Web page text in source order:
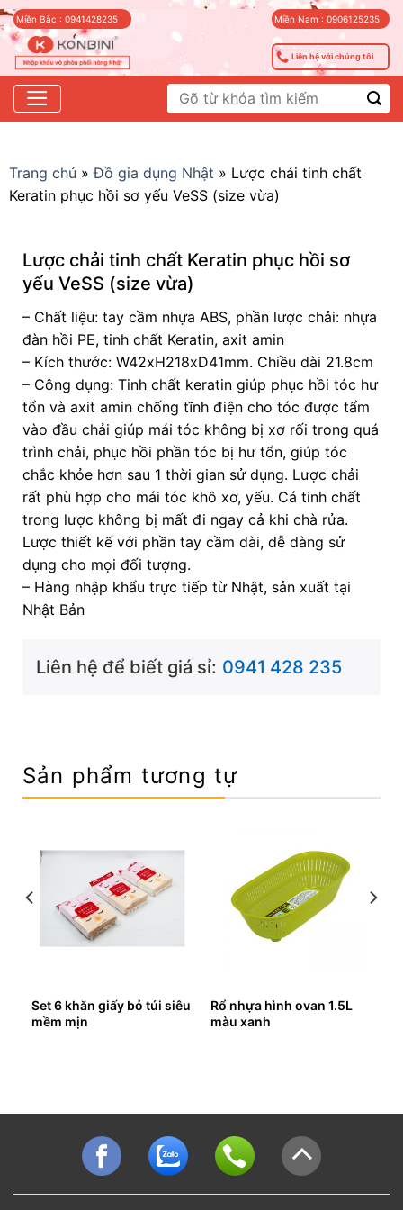
Skip
to
content
Miền Bắc : 0941428235 Miền Nam : 0906125235
Liên hệ với chúng tôi
Tìm
kiếm:
Trang chủ »Đồ gia dụng Nhật » Lược chải tinh chất
Keratin phục hồi sơ yếu VeSS (size vừa)
Lược chải tinh chất Keratin phục hồi sơ
yếu VeSS (size vừa)
– Chất liệu: tay cầm nhựa ABS, phần lược chải: nhựa
đàn hồi PE, tinh chất Keratin, axit amin
– Kích thước: W42xH218xD41mm. Chiều dài 21.8cm
– Công dụng: Tinh chất keratin giúp phục hồi tóc hư
tổn và axit amin chống tĩnh điện cho tóc được tẩm
vào đầu chải giúp mái tóc không bị xơ rối trong quá
trình chải, phục hồi phần tóc bị hư tổn, giúp tóc
chắc khỏe hơn sau 1 thời gian sử dụng. Lược chải
rất phù hợp cho mái tóc khô xơ, yếu. Cá tinh chất
trong lược không bị mất đi ngay cả khi chà rửa.
Lược thiết kế với phần tay cầm dài, dễ dàng sử
dụng cho mọi đối tượng.
– Hàng nhập khẩu trực tiếp từ Nhật, sản xuất tại
Nhật Bản
Liên hệ để biết giá sỉ: 0941 428 235
Sản phẩm tương tự
Set 6 khăn giấy bỏ túi siêu
mềm mịn
Rổ nhựa hình ovan 1.5L
màu xanh